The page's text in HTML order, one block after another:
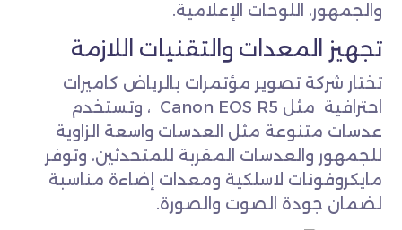
والجمهور، اللوحات الإعلامية.
تجهيز المعدات والتقنيات اللازمة
تختار شركة تصوير مؤتمرات بالرياض كاميرات
احترافية مثل Canon EOS R5 ، وتستخدم
عدسات متنوعة مثل العدسات واسعة الزاوية
للجمهور والعدسات المقربة للمتحدثين، وتوفر
مايكروفونات لاسلكية ومعدات إضاءة مناسبة
لضمان جودة الصوت والصورة.